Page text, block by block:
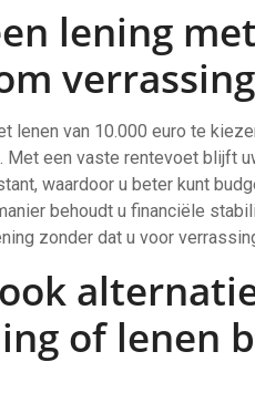
lening
lenen van 10.000 euro te
Met een vaste rentevoet blijft
waardoor u beter kunt
behoudt u financiële
zonder dat u voor
of lenen